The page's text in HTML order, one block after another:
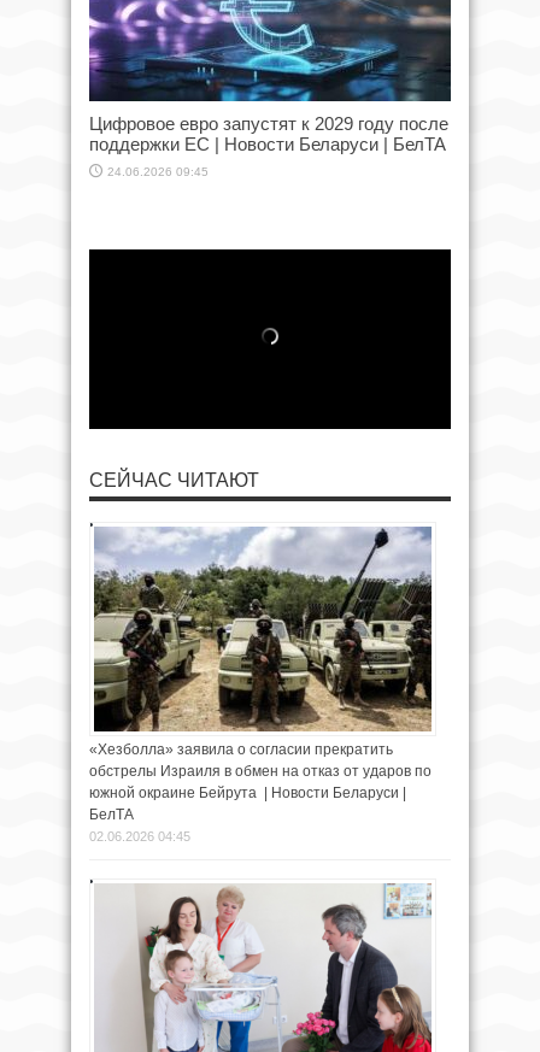
Цифровое евро запустят к 2029 году после
поддержки ЕС | Новости Беларуси | БелТА
24.06.2026 09:45
СЕЙЧАС ЧИТАЮТ
«Хезболла» заявила о согласии прекратить
обстрелы Израиля в обмен на отказ от ударов по
южной окраине Бейрута | Новости Беларуси |
БелТА
02.06.2026 04:45